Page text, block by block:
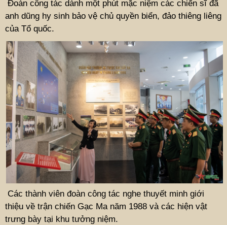
Đoàn công tác dành một phút mặc niệm các chiến sĩ đã
anh dũng hy sinh bảo vệ chủ quyền biển, đảo thiêng liêng
của Tổ quốc.
Các thành viên đoàn công tác nghe thuyết minh giới
thiệu về trận chiến Gạc Ma năm 1988 và các hiện vật
trưng bày tại khu tưởng niệm.